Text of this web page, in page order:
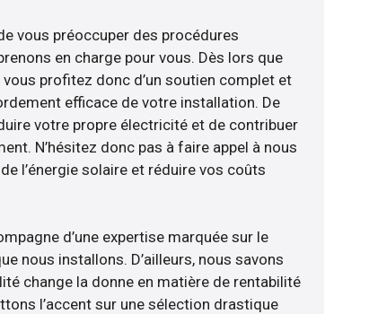
vous préoccuper des procédures
en charge pour vous. Dès lors que
profitez donc d’un soutien complet et
efficace de votre installation. De
votre propre électricité et de contribuer
N’hésitez donc pas à faire appel à nous
l’énergie solaire et réduire vos coûts
d’une expertise marquée sur le
nous installons. D’ailleurs, nous savons
change la donne en matière de rentabilité
l’accent sur une sélection drastique